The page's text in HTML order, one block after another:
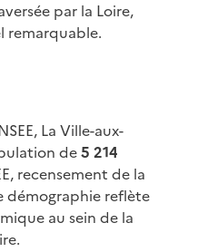
par la Loire,
remarquable.
La Ville-aux-
de5 214
recensement de la
démographie reflète
au sein de la